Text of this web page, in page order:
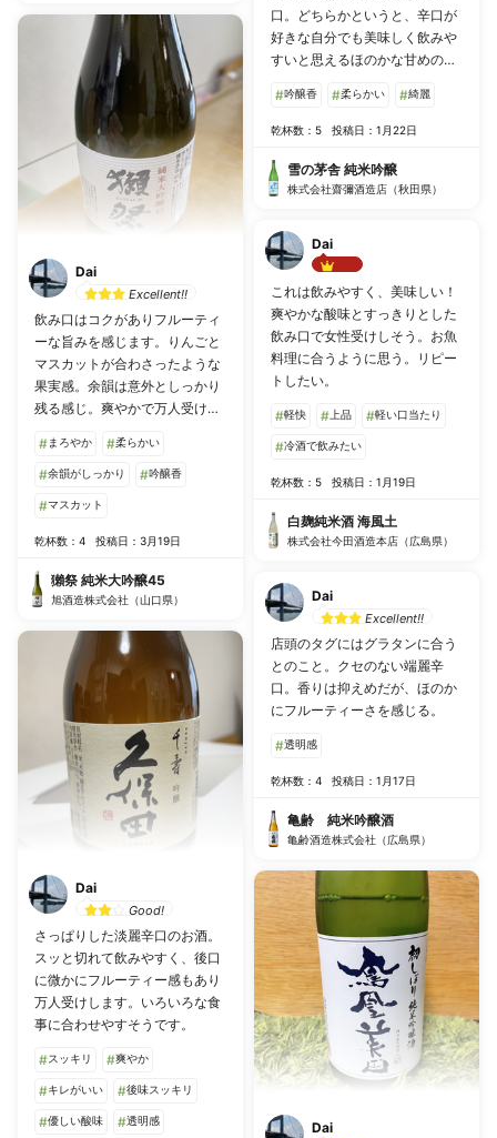
Dai
Excellent!!
飲み口はコクがありフルーティ
ーな旨みを感じます。りんごと
マスカットが合わさったような
果実感。余韻は意外としっかり
残る感じ。爽やかで万人受けす
りくるかなと思います。
#まろやか #柔らかい
#余韻がしっかり #吟醸香
#マスカット
乾杯数：4 投稿日：3月19日
獺祭 純米大吟醸45
旭酒造株式会社（山口県）
Dai
Good!
さっぱりした淡麗辛口のお酒。
スッと切れて飲みやすく、後口
に微かにフルーティー感もあり
万人受けします。いろいろな食
事に合わせやすそうです。
#スッキリ #爽やか
#キレがいい #後味スッキリ
#優しい酸味 #透明感
口。どちらかというと、辛口が
好きな自分でも美味しく飲みや
すいと思えるほのかな甘めの味
#吟醸香 #柔らかい #綺麗
乾杯数：5 投稿日：1月22日
雪の茅舎 純米吟醸
株式会社齋彌酒造店（秋田県）
Dai
これは飲みやすく、美味しい！
爽やかな酸味とすっきりとした
飲み口で女性受けしそう。お魚
料理に合うように思う。リピー
トしたい。
#軽快 # 上品 #軽い口当たり
#冷酒で飲みたい
乾杯数：5 投稿日：1月19日
白麹純米酒 海風土
株式会社今田酒造本店（広島県）
Dai
Excellent!!
店頭のタグにはグラタンに合う
とのこと。クセのない端麗辛
口。香りは抑えめだが、ほのか
にフルーティーさを感じる。
#透明感
乾杯数：4 投稿日：1月17日
亀齢 純米吟醸酒
亀齢酒造株式会社（広島県）
Dai